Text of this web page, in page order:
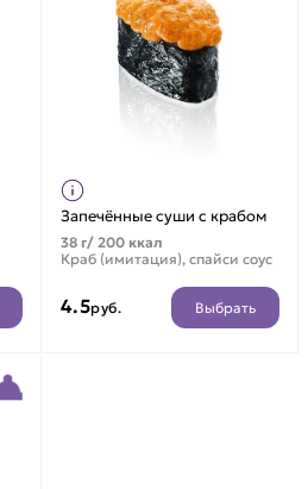
Запечённые суши с крабом
38 г/ 200 ккал
Краб (имитация), спайси соус
4.5руб. Выбрать